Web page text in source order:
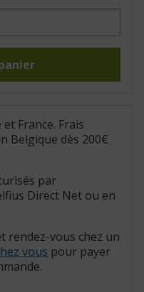
France. Frais
Belgique dès 200€
par
Direct Net ou en
rendez-vous chez un
vous pour payer